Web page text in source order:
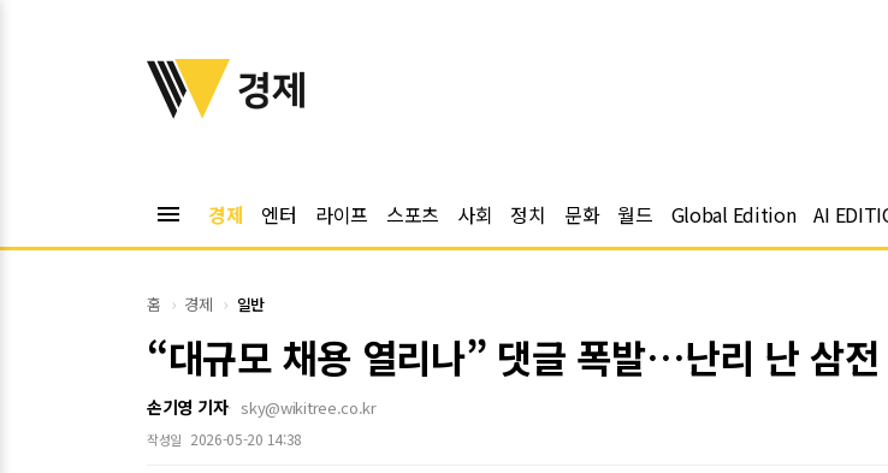
위키트리
경제
menu 경제 엔터 라이프 스포츠 사회 정치 문화 월드 Global Edition AI
홈 경제 일반
“대규모 채용 열리나” 댓글 폭발…난리 난 삼
손기영 기자 sky@wikitree.co.kr
작성일 2026-05-20 14:38